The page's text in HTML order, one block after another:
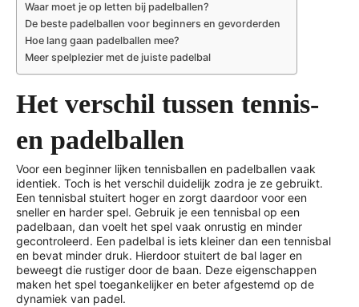
Waar moet je op letten bij padelballen?
De beste padelballen voor beginners en gevorderden
Hoe lang gaan padelballen mee?
Meer spelplezier met de juiste padelbal
Het verschil tussen tennis-
en padelballen
Voor een beginner lijken tennisballen en padelballen vaak
identiek. Toch is het verschil duidelijk zodra je ze gebruikt.
Een tennisbal stuitert hoger en zorgt daardoor voor een
sneller en harder spel. Gebruik je een tennisbal op een
padelbaan, dan voelt het spel vaak onrustig en minder
gecontroleerd. Een padelbal is iets kleiner dan een tennisbal
en bevat minder druk. Hierdoor stuitert de bal lager en
beweegt die rustiger door de baan. Deze eigenschappen
maken het spel toegankelijker en beter afgestemd op de
dynamiek van padel.